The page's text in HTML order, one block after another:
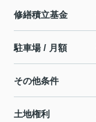
修繕積立基金
駐車場 / 月額
その他条件
土地権利